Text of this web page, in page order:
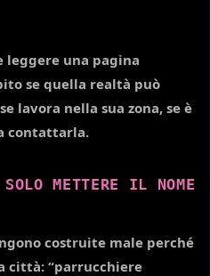
leggere una pagina
se quella realtà può
lavora nella sua zona, se è
contattarla.
METTERE IL NOME
costruite male perché
città: “parrucchiere